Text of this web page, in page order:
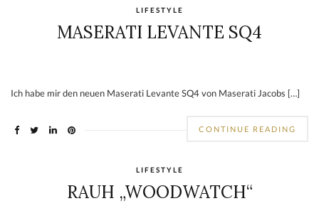
LIFESTYLE
MASERATI LEVANTE SQ4
Ich habe mir den neuen Maserati Levante SQ4 von Maserati Jacobs […]
CONTINUE READING
LIFESTYLE
RAUH „WOODWATCH“